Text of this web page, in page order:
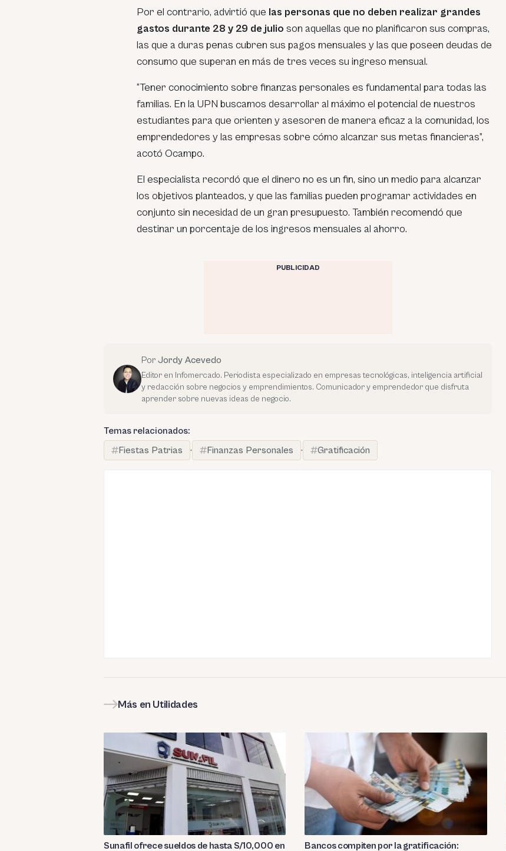
Por el contrario, advirtió que las personas que no deben realizar grandes
gastos durante 28 y 29 de julio son aquellas que no planificaron sus compras,
las que a duras penas cubren sus pagos mensuales y las que poseen deudas de
consumo que superan en más de tres veces su ingreso mensual.
“Tener conocimiento sobre finanzas personales es fundamental para todas las
familias. En la UPN buscamos desarrollar al máximo el potencial de nuestros
estudiantes para que orienten y asesoren de manera eficaz a la comunidad, los
emprendedores y las empresas sobre cómo alcanzar sus metas financieras”,
acotó Ocampo.
El especialista recordó que el dinero no es un fin, sino un medio para alcanzar
los objetivos planteados, y que las familias pueden programar actividades en
conjunto sin necesidad de un gran presupuesto. También recomendó que
destinar un porcentaje de los ingresos mensuales al ahorro.
PUBLICIDAD
Por Jordy Acevedo
Editor en Infomercado. Periodista especializado en empresas tecnológicas, inteligencia artificial
y redacción sobre negocios y emprendimientos. Comunicador y emprendedor que disfruta
aprender sobre nuevas ideas de negocio.
Temas relacionados:
Fiestas Patrias
· Finanzas Personales · Gratificación
Más en Utilidades
Sunafil ofrece sueldos de hasta S/10,000 en Bancos compiten por la gratificación: